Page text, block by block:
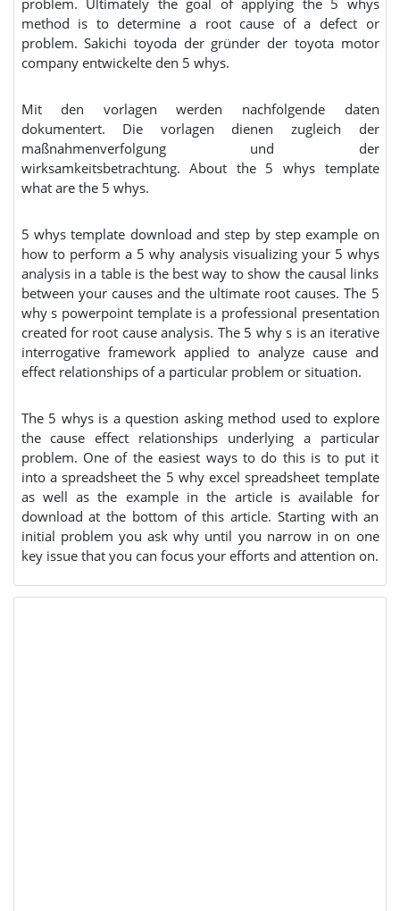
method is to determine a root cause of a defect or
problem. Sakichi toyoda der gründer der toyota motor
company entwickelte den 5 whys.
Mit den vorlagen werden nachfolgende daten
dokumentert. Die vorlagen dienen zugleich der
maßnahmenverfolgung und der
wirksamkeitsbetrachtung. About the 5 whys template
what are the 5 whys.
5 whys template download and step by step example on
how to perform a 5 why analysis visualizing your 5 whys
analysis in a table is the best way to show the causal links
between your causes and the ultimate root causes. The 5
why s powerpoint template is a professional presentation
created for root cause analysis. The 5 why s is an iterative
interrogative framework applied to analyze cause and
effect relationships of a particular problem or situation.
The 5 whys is a question asking method used to explore
the cause effect relationships underlying a particular
problem. One of the easiest ways to do this is to put it
into a spreadsheet the 5 why excel spreadsheet template
as well as the example in the article is available for
download at the bottom of this article. Starting with an
initial problem you ask why until you narrow in on one
key issue that you can focus your efforts and attention on.